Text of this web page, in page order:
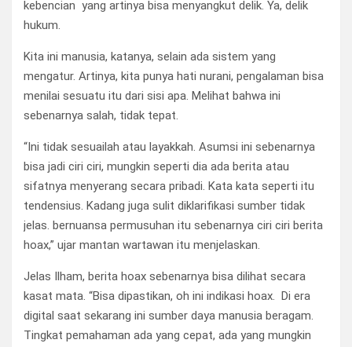
kebencian yang artinya bisa menyangkut delik. Ya, delik
hukum.
Kita ini manusia, katanya, selain ada sistem yang
mengatur. Artinya, kita punya hati nurani, pengalaman bisa
menilai sesuatu itu dari sisi apa. Melihat bahwa ini
sebenarnya salah, tidak tepat.
“Ini tidak sesuailah atau layakkah. Asumsi ini sebenarnya
bisa jadi ciri ciri, mungkin seperti dia ada berita atau
sifatnya menyerang secara pribadi. Kata kata seperti itu
tendensius. Kadang juga sulit diklarifikasi sumber tidak
jelas. bernuansa permusuhan itu sebenarnya ciri ciri berita
hoax,” ujar mantan wartawan itu menjelaskan.
Jelas Ilham, berita hoax sebenarnya bisa dilihat secara
kasat mata. “Bisa dipastikan, oh ini indikasi hoax. Di era
digital saat sekarang ini sumber daya manusia beragam.
Tingkat pemahaman ada yang cepat, ada yang mungkin